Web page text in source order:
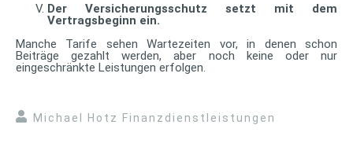
Der Versicherungsschutz setzt mit dem
Vertragsbeginn ein.
Manche Tarife sehen Wartezeiten vor, in denen schon
Beiträge gezahlt werden, aber noch keine oder nur
eingeschränkte Leistungen erfolgen.
Michael Hotz Finanzdienstleistungen